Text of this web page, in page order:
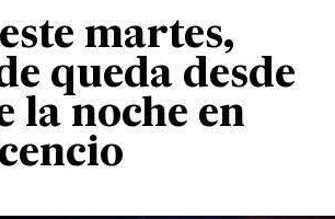
martes,
queda desde
la noche en